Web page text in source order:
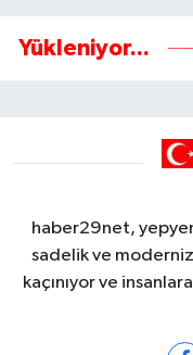
Yükleniyor...
haber29net,
sadelik ve
kaçınıyor ve